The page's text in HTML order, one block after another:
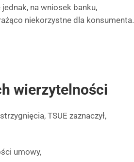
na wniosek banku,
niekorzystne dla konsumenta.
wierzytelności
TSUE zaznaczył,
umowy,